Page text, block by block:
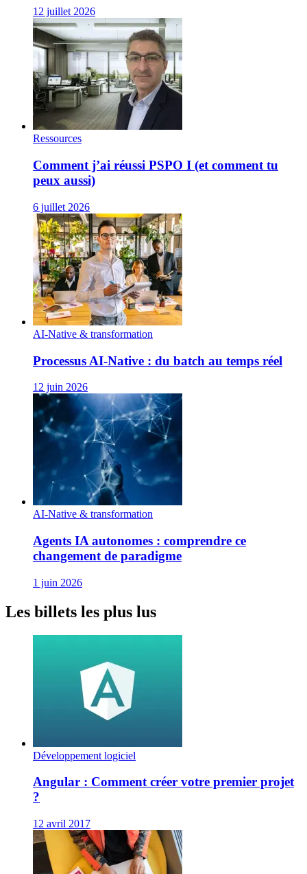
12 juillet 2026
Ressources
Comment j’ai réussi PSPO I (et comment tu
peux aussi)
6 juillet 2026
AI-Native & transformation
Processus AI‑Native : du batch au temps réel
12 juin 2026
AI-Native & transformation
Agents IA autonomes : comprendre ce
changement de paradigme
1 juin 2026
Les billets les plus lus
Développement logiciel
Angular : Comment créer votre premier projet
?
12 avril 2017